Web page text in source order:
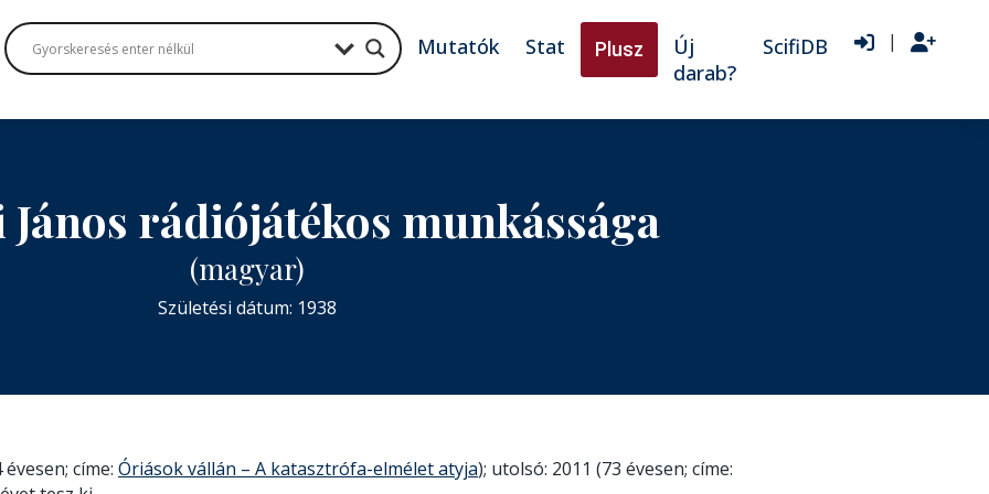
Mutatók Stat Plusz
Új
darab?
ScifiDB |
rádiójátékos munkássága
(magyar)
Születési dátum: 1938
címe: Óriások vállán – A katasztrófa-elmélet atyja); utolsó: 2011 (73 évesen; címe: